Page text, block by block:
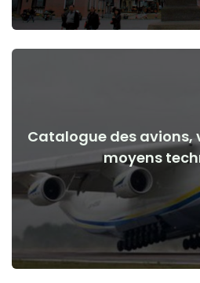
Catalogue des avions,
moyens
Avions, voitures, moyens
de la guerre
Voir les